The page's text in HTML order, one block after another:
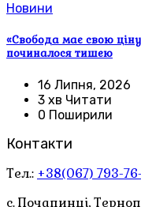
Новини
«Свобода має свою
починалося тишею
16 Липня, 2026
3 хв Читати
0 Поширили
Контакти
Тел.: +38(067) 793-
с. Почапинці,